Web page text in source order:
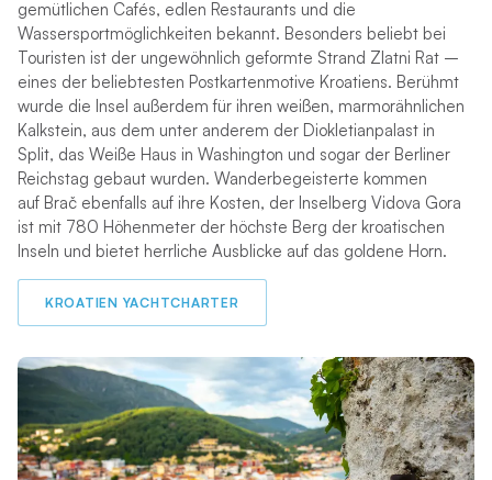
gemütlichen Cafés, edlen Restaurants und die
Wassersportmöglichkeiten bekannt. Besonders beliebt bei
Touristen ist der ungewöhnlich geformte Strand Zlatni Rat –
eines der beliebtesten Postkartenmotive Kroatiens. Berühmt
wurde die Insel außerdem für ihren weißen, marmorähnlichen
Kalkstein, aus dem unter anderem der Diokletianpalast in
Split, das Weiße Haus in Washington und sogar der Berliner
Reichstag gebaut wurden. Wanderbegeisterte kommen
auf Brač ebenfalls auf ihre Kosten, der Inselberg Vidova Gora
ist mit 780 Höhenmeter der höchste Berg der kroatischen
Inseln und bietet herrliche Ausblicke auf das goldene Horn.
KROATIEN YACHTCHARTER